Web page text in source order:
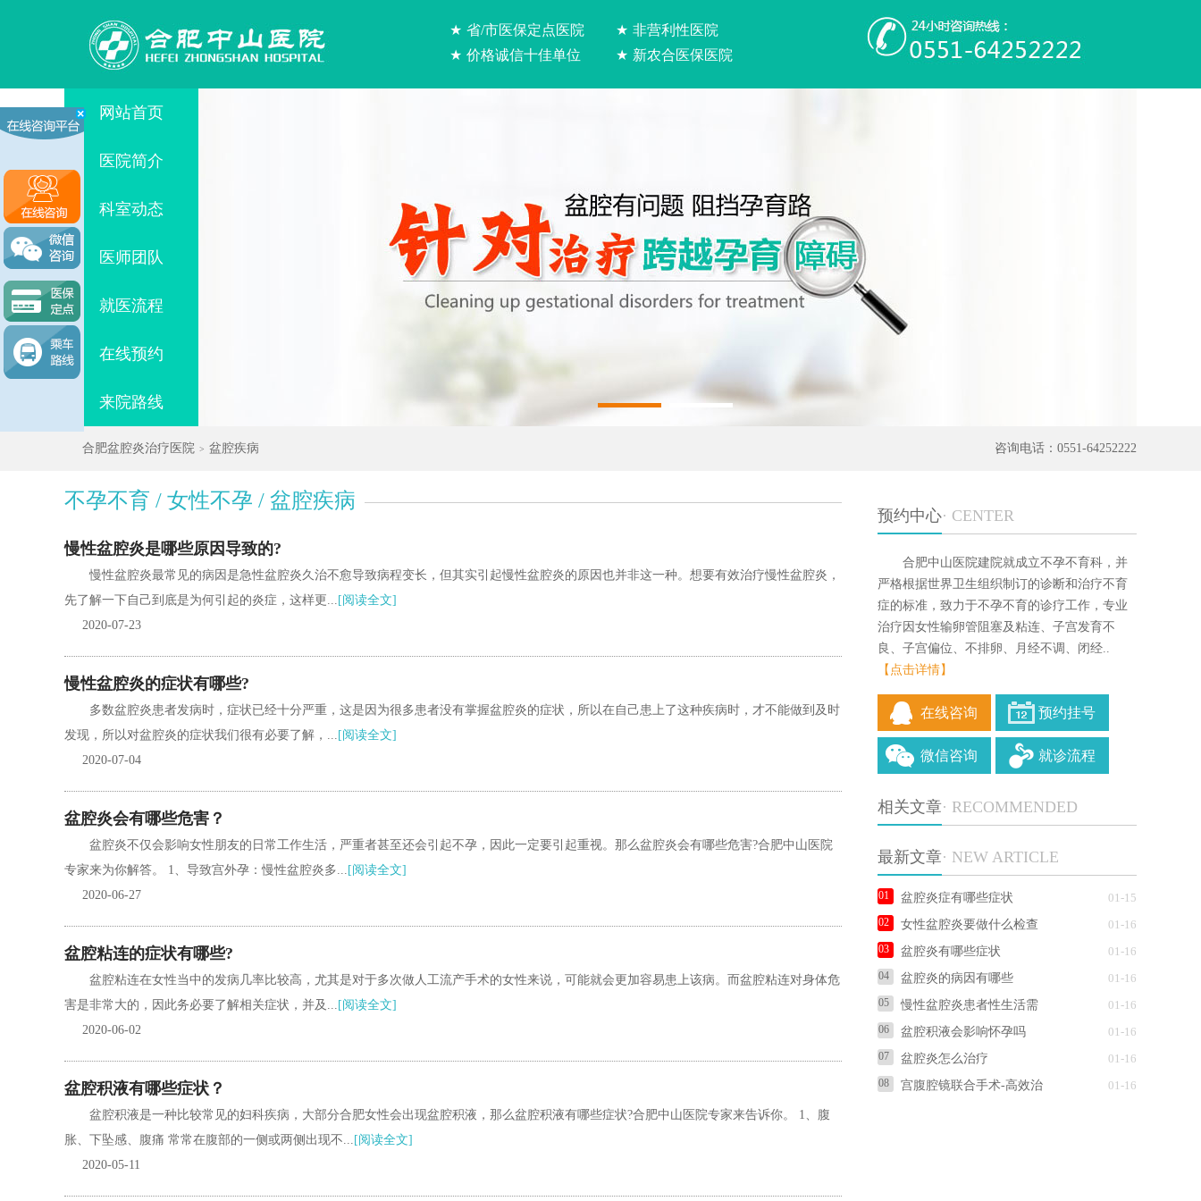
★ 省/市医保定点医院 ★ 非营利性医院
★ 价格诚信十佳单位 ★ 新农合医保医院
网站首页
医院简介
科室动态
医师团队
就医流程
在线预约
来院路线
咨询电话：0551-64252222
合肥盆腔炎治疗医院 > 盆腔疾病
不孕不育 / 女性不孕 / 盆腔疾病
慢性盆腔炎是哪些原因导致的?
慢性盆腔炎最常见的病因是急性盆腔炎久治不愈导致病程变长，但其实引起慢性盆腔炎的原因也并非这一种。想要有效治疗慢性盆腔炎，
先了解一下自己到底是为何引起的炎症，这样更... [阅读全文]
2020-07-23
慢性盆腔炎的症状有哪些?
多数盆腔炎患者发病时，症状已经十分严重，这是因为很多患者没有掌握盆腔炎的症状，所以在自己患上了这种疾病时，才不能做到及时
发现，所以对盆腔炎的症状我们很有必要了解，... [阅读全文]
2020-07-04
盆腔炎会有哪些危害？
盆腔炎不仅会影响女性朋友的日常工作生活，严重者甚至还会引起不孕，因此一定要引起重视。那么盆腔炎会有哪些危害?合肥中山医院
专家来为你解答。 1、导致宫外孕：慢性盆腔炎多... [阅读全文]
2020-06-27
盆腔粘连的症状有哪些?
盆腔粘连在女性当中的发病几率比较高，尤其是对于多次做人工流产手术的女性来说，可能就会更加容易患上该病。而盆腔粘连对身体危
害是非常大的，因此务必要了解相关症状，并及... [阅读全文]
2020-06-02
盆腔积液有哪些症状？
盆腔积液是一种比较常见的妇科疾病，大部分合肥女性会出现盆腔积液，那么盆腔积液有哪些症状?合肥中山医院专家来告诉你。 1、腹
胀、下坠感、腹痛 常常在腹部的一侧或两侧出现不... [阅读全文]
2020-05-11
预约中心· CENTER
合肥中山医院建院就成立不孕不育科，并
严格根据世界卫生组织制订的诊断和治疗不育
症的标准，致力于不孕不育的诊疗工作，专业
治疗因女性输卵管阻塞及粘连、子宫发育不
良、子宫偏位、不排卵、月经不调、闭经..
【点击详情】
在线咨询 预约挂号
微信咨询 就诊流程
相关文章· RECOMMENDED
最新文章· NEW ARTICLE
01-15
盆腔炎症有哪些症状
01-16
女性盆腔炎要做什么检查
01-16
盆腔炎有哪些症状
01-16
盆腔炎的病因有哪些
01-16
慢性盆腔炎患者性生活需
01-16
盆腔积液会影响怀孕吗
01-16
盆腔炎怎么治疗
01-16
宫腹腔镜联合手术-高效治